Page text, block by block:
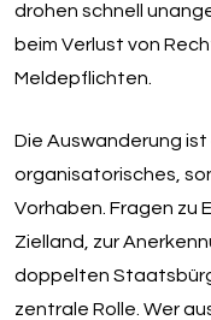
drohen schnell
beim Verlust von
Meldepflichten.
Die Auswanderung
organisatorisches,
Vorhaben. Fragen zu
Zielland, zur
doppelten
zentrale Rolle. Wer